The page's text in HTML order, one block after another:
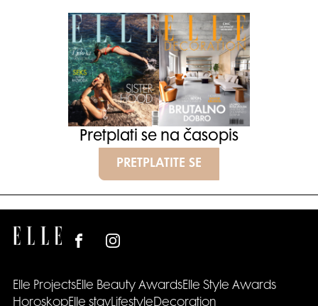
Pretplati se na časopis
PRETPLATITE SE
Elle ProjectsElle Beauty AwardsElle Style Awards
HoroskopElle stavLifestyleDecoration